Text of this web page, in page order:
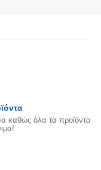
καθώς όλα τα προϊόντα